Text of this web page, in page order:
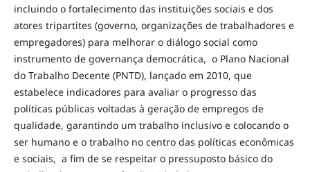
incluindo o fortalecimento das instituições sociais e dos
atores tripartites (governo, organizações de trabalhadores e
empregadores) para melhorar o diálogo social como
instrumento de governança democrática, o Plano Nacional
do Trabalho Decente (PNTD), lançado em 2010, que
estabelece indicadores para avaliar o progresso das
políticas públicas voltadas à geração de empregos de
qualidade, garantindo um trabalho inclusivo e colocando o
ser humano e o trabalho no centro das políticas econômicas
e sociais, a fim de se respeitar o pressuposto básico do